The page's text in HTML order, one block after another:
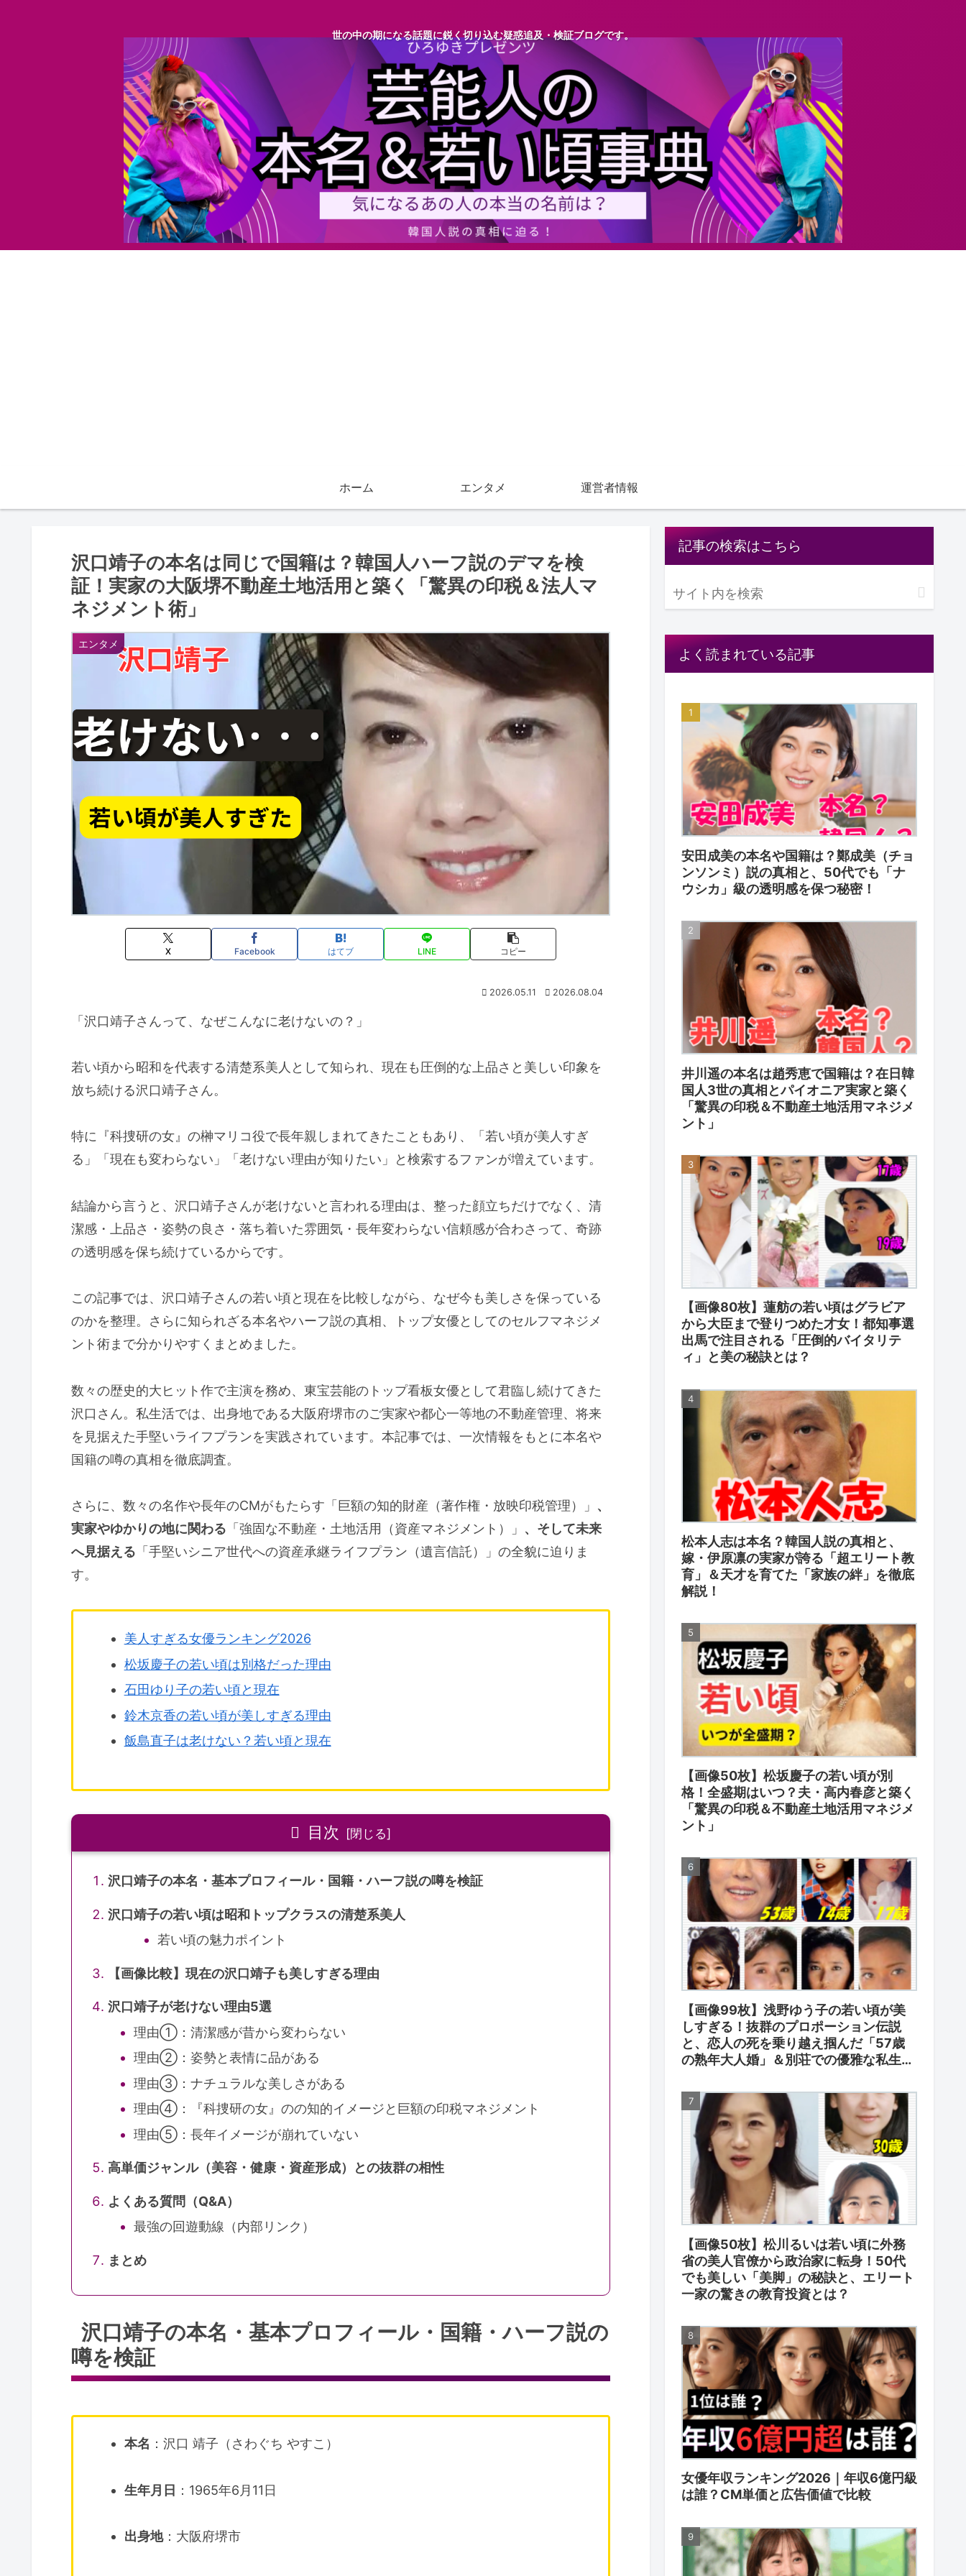
世の中の期になる話題に鋭く切り込む疑惑追及・検証ブログです。
ホーム エンタメ 運営者情報
沢口靖子の本名は同じで国籍は？韓国人ハーフ説のデマを検
証！実家の大阪堺不動産土地活用と築く「驚異の印税＆法人マ
ネジメント術」
エンタメ
X Facebook はてブ LINE コピー
2026.05.11 2026.08.04
「沢口靖子さんって、なぜこんなに老けないの？」
若い頃から昭和を代表する清楚系美人として知られ、現在も圧倒的な上品さと美しい印象を
放ち続ける沢口靖子さん。
特に『科捜研の女』の榊マリコ役で長年親しまれてきたこともあり、「若い頃が美人すぎ
る」「現在も変わらない」「老けない理由が知りたい」と検索するファンが増えています。
結論から言うと、沢口靖子さんが老けないと言われる理由は、整った顔立ちだけでなく、清
潔感・上品さ・姿勢の良さ・落ち着いた雰囲気・長年変わらない信頼感が合わさって、奇跡
の透明感を保ち続けているからです。
この記事では、沢口靖子さんの若い頃と現在を比較しながら、なぜ今も美しさを保っている
のかを整理。さらに知られざる本名やハーフ説の真相、トップ女優としてのセルフマネジメ
ント術まで分かりやすくまとめました。
数々の歴史的大ヒット作で主演を務め、東宝芸能のトップ看板女優として君臨し続けてきた
沢口さん。私生活では、出身地である大阪府堺市のご実家や都心一等地の不動産管理、将来
を見据えた手堅いライフプランを実践されています。本記事では、一次情報をもとに本名や
国籍の噂の真相を徹底調査。
さらに、数々の名作や長年のCMがもたらす「巨額の知的財産（著作権・放映印税管理）」 、
実家やゆかりの地に関わる 「強固な不動産・土地活用（資産マネジメント）」 、そして未来
へ見据える 「手堅いシニア世代への資産承継ライフプラン（遺言信託）」の全貌に迫りま
す。
美人すぎる女優ランキング2026
松坂慶子の若い頃は別格だった理由
石田ゆり子の若い頃と現在
鈴木京香の若い頃が美しすぎる理由
飯島直子は老けない？若い頃と現在
目次
沢口靖子の本名・基本プロフィール・国籍・ハーフ説の噂を検証
沢口靖子の若い頃は昭和トップクラスの清楚系美人
若い頃の魅力ポイント
【画像比較】現在の沢口靖子も美しすぎる理由
沢口靖子が老けない理由5選
理由①：清潔感が昔から変わらない
理由②：姿勢と表情に品がある
理由③：ナチュラルな美しさがある
理由④：『科捜研の女』のの知的イメージと巨額の印税マネジメント
理由⑤：長年イメージが崩れていない
高単価ジャンル（美容・健康・資産形成）との抜群の相性
よくある質問（Q&A）
最強の回遊動線（内部リンク）
まとめ
沢口靖子の本名・基本プロフィール・国籍・ハーフ説の
噂を検証
本名 ：沢口 靖子（さわぐち やすこ）
生年月日 ：1965年6月11日
出身地：大阪府堺市
記事の検索はこちら
よく読まれている記事
安田成美の本名や国籍は？鄭成美（チョ
ンソンミ）説の真相と、50代でも「ナ
ウシカ」級の透明感を保つ秘密！
井川遥の本名は趙秀恵で国籍は？在日韓
国人3世の真相とパイオニア実家と築く
「驚異の印税＆不動産土地活用マネジメ
ント」
【画像80枚】蓮舫の若い頃はグラビア
から大臣まで登りつめた才女！都知事選
出馬で注目される「圧倒的バイタリテ
ィ」と美の秘訣とは？
松本人志は本名？韓国人説の真相と、
嫁・伊原凛の実家が誇る「超エリート教
育」＆天才を育てた「家族の絆」を徹底
解説！
【画像50枚】松坂慶子の若い頃が別
格！全盛期はいつ？夫・高内春彦と築く
「驚異の印税＆不動産土地活用マネジメ
ント」
【画像99枚】浅野ゆう子の若い頃が美
しすぎる！抜群のプロポーション伝説
と、恋人の死を乗り越え掴んだ「57歳
の熟年大人婚」＆別荘での優雅な私生
【画像50枚】松川るいは若い頃に外務
省の美人官僚から政治家に転身！50代
でも美しい「美脚」の秘訣と、エリート
一家の驚きの教育投資とは？
女優年収ランキング2026｜年収6億円級
は誰？CM単価と広告価値で比較